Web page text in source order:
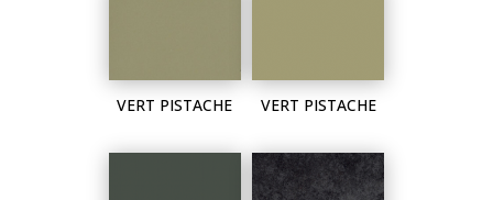
VERT PISTACHE VERT PISTACHE